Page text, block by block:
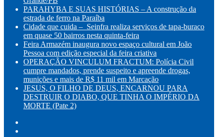
PARAHYBA E SUAS HISTÓRIAS – A construção da
estrada de ferro na Paraíba
Cidade que cuida – Seinfra realiza serviços de tapa-buraco
em quase 50 bairros nesta quinta-feira
Feira Armazém inaugura novo espaço cultural em João
Pessoa com edição especial da feira criativa
OPERAÇÃO VINCULUM FRACTUM: Polícia Civil
cumpre mandados, prende suspeito e apreende drogas,
munições e mais de R$ 11 mil em Marcação
JESUS, O FILHO DE DEUS, ENCARNOU PARA
DESTRUIR O DIABO, QUE TINHA O IMPÉRIO DA
MORTE (Pate 2)